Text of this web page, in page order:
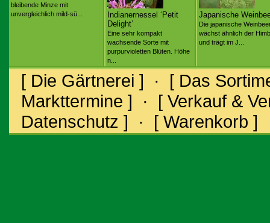
bleibende Minze mit
unvergleichlich mild-sü...
Indianernessel ‘Petit
Delight’
Eine sehr kompakt
wachsende Sorte mit
purpurvioletten Blüten. Höhe
n...
Japanische
Die japanische
wächst ähnlich der
und trägt im J...
[ Die Gärtnerei ] · [ Das
Markttermine ] · [ Verkauf &
Datenschutz ] · [ Warenkorb ]